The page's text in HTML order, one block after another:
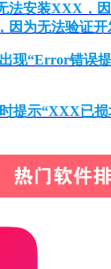
法安装XXX，
为无法验证开
现“Error错误
提示“XXX已